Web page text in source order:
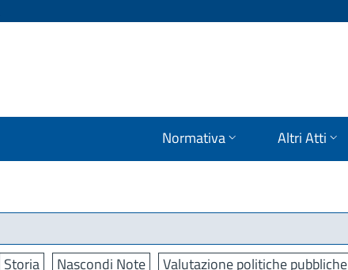
Normativa Altri Atti
Storia Nascondi Note Valutazione politiche pubbliche